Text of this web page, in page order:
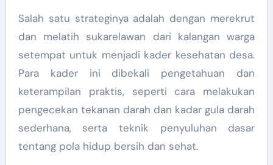
Salah satu strateginya adalah dengan merekrut
dan melatih sukarelawan dari kalangan warga
setempat untuk menjadi kader kesehatan desa.
Para kader ini dibekali pengetahuan dan
keterampilan praktis, seperti cara melakukan
pengecekan tekanan darah dan kadar gula darah
sederhana, serta teknik penyuluhan dasar
tentang pola hidup bersih dan sehat.